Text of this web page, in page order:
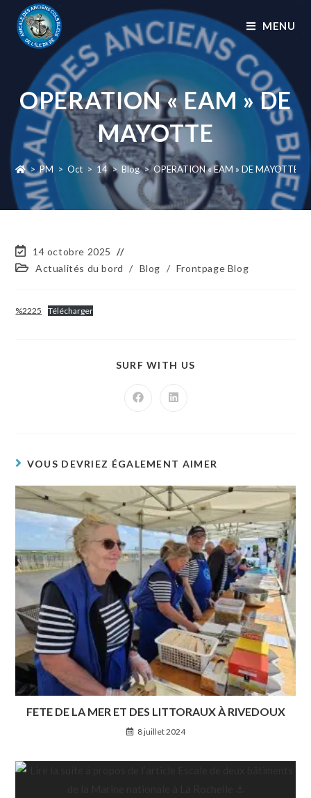
MENU
OPERATION « EAM » DE
MAYOTTE
> PM > Oct > 14 > Blog > OPERATION « EAM » DE MAYOTTE
14 octobre 2025
Actualités du bord
/ Blog / Frontpage Blog
%2225 Télécharger
SURF WITH US
VOUS DEVRIEZ ÉGALEMENT AIMER
FETE DE LA MER ET DES LITTORAUX À RIVEDOUX
8 juillet 2024